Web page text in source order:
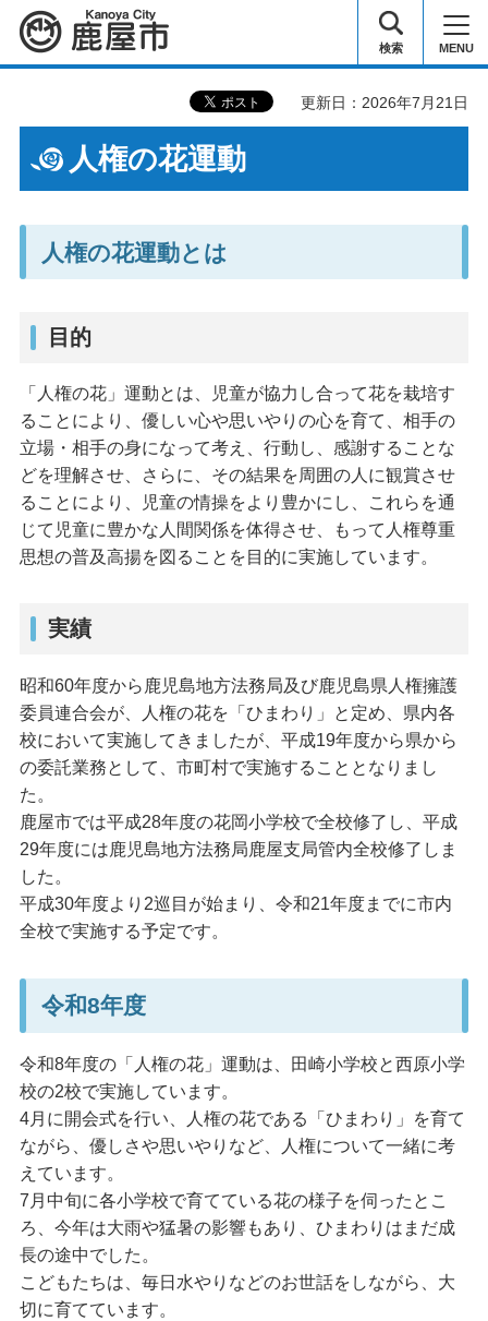
鹿屋市 検索 MENU
更新日：2026年7月21日
人権の花運動
人権の花運動とは
目的
「人権の花」運動とは、児童が協力し合って花を栽培す
ることにより、優しい心や思いやりの心を育て、相手の
立場・相手の身になって考え、行動し、感謝することな
どを理解させ、さらに、その結果を周囲の人に観賞させ
ることにより、児童の情操をより豊かにし、これらを通
じて児童に豊かな人間関係を体得させ、もって人権尊重
思想の普及高揚を図ることを目的に実施しています。
実績
昭和60年度から鹿児島地方法務局及び鹿児島県人権擁護
委員連合会が、人権の花を「ひまわり」と定め、県内各
校において実施してきましたが、平成19年度から県から
の委託業務として、市町村で実施することとなりまし
た。
鹿屋市では平成28年度の花岡小学校で全校修了し、平成
29年度には鹿児島地方法務局鹿屋支局管内全校修了しま
した。
平成30年度より2巡目が始まり、令和21年度までに市内
全校で実施する予定です。
令和8年度
令和8年度の「人権の花」運動は、田崎小学校と西原小学
校の2校で実施しています。
4月に開会式を行い、人権の花である「ひまわり」を育て
ながら、優しさや思いやりなど、人権について一緒に考
えています。
7月中旬に各小学校で育てている花の様子を伺ったとこ
ろ、今年は大雨や猛暑の影響もあり、ひまわりはまだ成
長の途中でした。
こどもたちは、毎日水やりなどのお世話をしながら、大
切に育てています。